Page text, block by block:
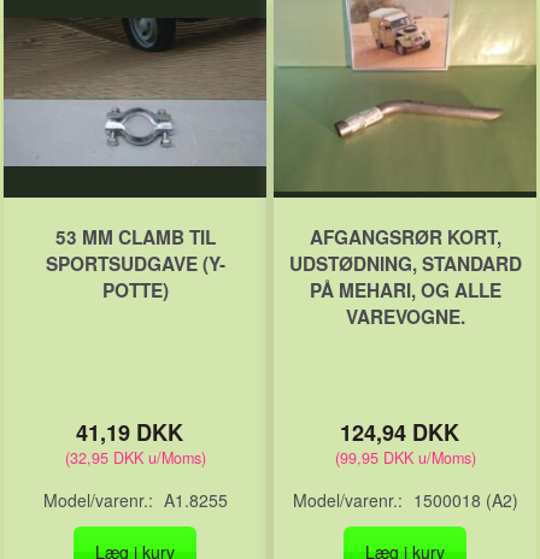
53 MM CLAMB TIL
SPORTSUDGAVE (Y-
POTTE)
41,19 DKK
(32,95 DKKu/Moms)
Model/varenr.: A1.8255
Læg i kurv
AFGANGSRØR KORT,
UDSTØDNING, STANDARD
PÅ MEHARI, OG ALLE
VAREVOGNE.
124,94 DKK
(99,95 DKKu/Moms)
Model/varenr.: 1500018 (A2)
Læg i kurv